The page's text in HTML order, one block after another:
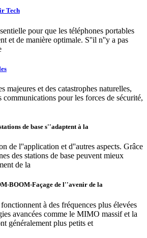
Tech
pour que les téléphones portables
et de manière optimale. S''il n''y a pas
majeures et des catastrophes naturelles,
communications pour les forces de sécurité,
de base s''adaptent à la
de l''application et d''autres aspects. Grâce
des stations de base peuvent mieux
de la
BOOM-Façage de l''avenir de la
à des fréquences plus élevées
avancées comme le MIMO massif et la
généralement plus petits et